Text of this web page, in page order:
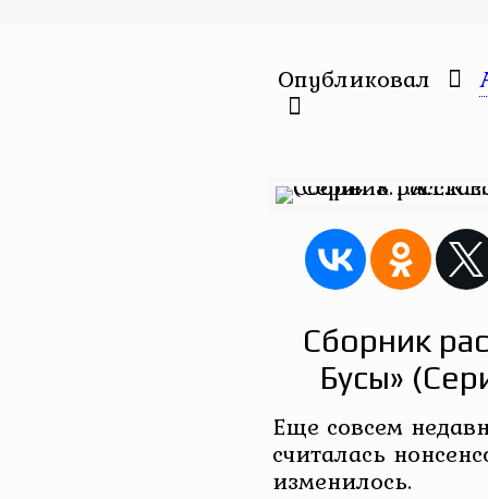
Опубликовал
Сборник
Бусы»
Еще совсем
считалась
изменилось.